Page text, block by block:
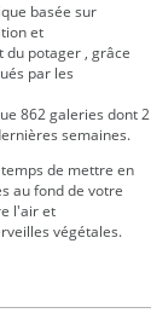
basée sur
et
du potager , grâce
par les
862 galeries dont 2
semaines.
de mettre en
au fond de votre
l'air et
végétales.